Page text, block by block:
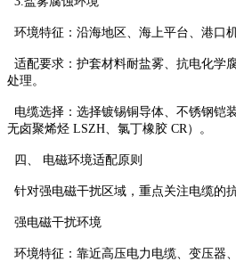
环境特征：沿海地区、海上平台、港口机
适配要求：护套材料耐盐雾、抗电化学
处理。
电缆选择：选择镀锡铜导体、不锈钢铠
无卤聚烯烃 LSZH、氯丁橡胶 CR）。
四、 电磁环境适配原则
针对强电磁干扰区域，重点关注电缆的
强电磁干扰环境
环境特征：靠近高压电力电缆、变压器